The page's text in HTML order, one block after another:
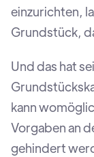
einzurichten,
Grundstück,
Und das hat
kann
Vorgaben an
gehindert